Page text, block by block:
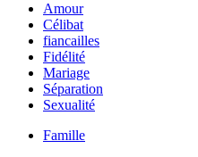
Amour
Célibat
fiancailles
Fidélité
Mariage
Séparation
Sexualité
Famille